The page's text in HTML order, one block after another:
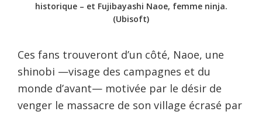
historique – et Fujibayashi Naoe, femme ninja.
(Ubisoft)
Ces fans trouveront d’un côté, Naoe, une
shinobi —visage des campagnes et du
monde d’avant— motivée par le désir de
venger le massacre de son village écrasé par